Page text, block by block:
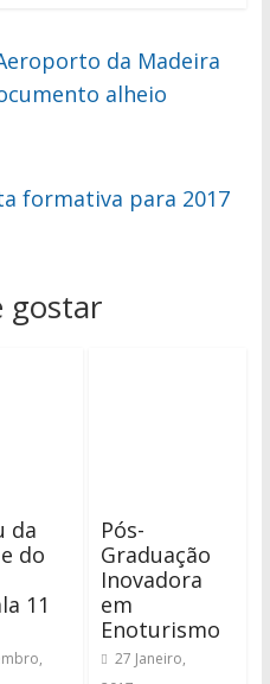
da Madeira
alheio
formativa para 2017
gostar
da
do
11
Pós-
Graduação
Inovadora
em
Enoturismo
27 Janeiro,